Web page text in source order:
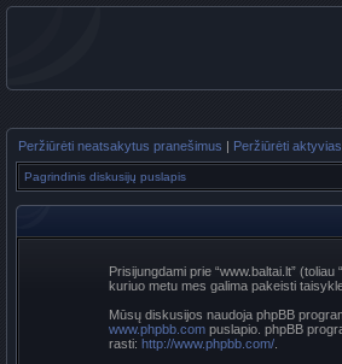
Peržiūrėti neatsakytus pranešimus | Peržiūrėti
Pagrindinis diskusijų puslapis
Prisijungdami prie “www.baltai.lt”
kuriuo metu mes galima pakeisti
Mūsų diskusijos naudoja phpBB
www.phpbb.compuslapio. phpBB
rasti: http://www.phpbb.com/.